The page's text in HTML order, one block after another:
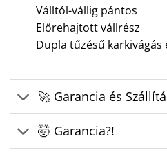
Válltól-vállig pántos
Előrehajtott vállrész
Dupla tűzésű karkivágás
🚀 Garancia és
🤯 Garancia?!